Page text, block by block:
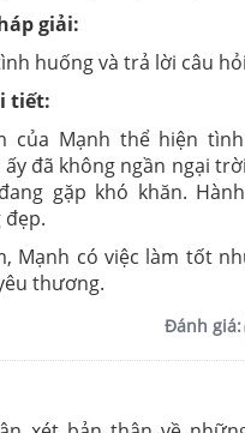
giải:
huống và trả lời câu
tiết:
của Mạnh thể hiện
ấy đã không ngần ngại
gặp khó khăn.
đẹp.
Mạnh có việc làm tốt
thương.
Đánh giá: